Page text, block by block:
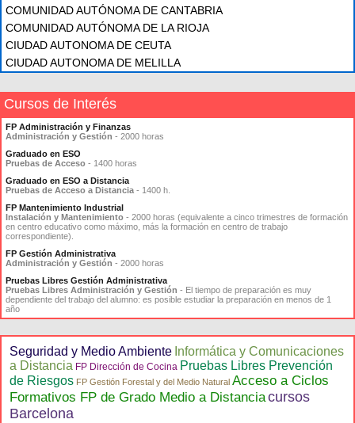
COMUNIDAD AUTÓNOMA DE CANTABRIA
COMUNIDAD AUTÓNOMA DE LA RIOJA
CIUDAD AUTONOMA DE CEUTA
CIUDAD AUTONOMA DE MELILLA
Cursos de Interés
FP Administración y Finanzas
Administración y Gestión - 2000 horas
Graduado en ESO
Pruebas de Acceso - 1400 horas
Graduado en ESO a Distancia
Pruebas de Acceso a Distancia - 1400 h.
FP Mantenimiento Industrial
Instalación y Mantenimiento - 2000 horas (equivalente a cinco trimestres de formación
en centro educativo como máximo, más la formación en centro de trabajo
correspondiente).
FP Gestión Administrativa
Administración y Gestión - 2000 horas
Pruebas Libres Gestión Administrativa
Pruebas Libres Administración y Gestión - El tiempo de preparación es muy
dependiente del trabajo del alumno: es posible estudiar la preparación en menos de 1
año
Seguridad y Medio Ambiente Informática y Comunicaciones
a Distancia FP Dirección de Cocina Pruebas Libres Prevención
de Riesgos FP Gestión Forestal y del Medio Natural Acceso a Ciclos
Formativos FP de Grado Medio a Distanciacursos
Barcelona